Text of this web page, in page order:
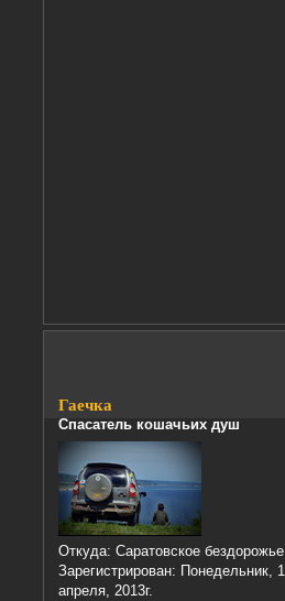
Гаечка
Спасатель кошачьих душ
Откуда: Саратовское бездорожье
Зарегистрирован: Понедельник, 1
апреля, 2013г.